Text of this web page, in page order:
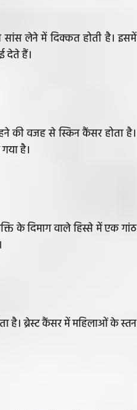
सांस लेने में दिक्कत होती है। इसमें
देते हैं।
की वजह से स्किन कैंसर होता है।
है।
के दिमाग वाले हिस्से में एक गांठ
है। ब्रेस्ट कैंसर में महिलाओं के स्तन